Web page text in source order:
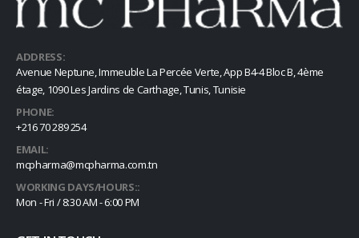
ADDRESS:
Avenue Neptune, Immeuble La Percée Verte, App B4-4 Bloc B, 4ème
étage, 1090 Les Jardins de Carthage, Tunis, Tunisie
PHONE:
+216 70 289 254
EMAIL:
mcpharma@mcpharma.com.tn
WORKING DAYS/HOURS::
Mon - Fri / 8:30 AM - 6:00 PM